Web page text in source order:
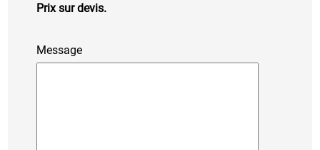
Prix sur devis.
Message